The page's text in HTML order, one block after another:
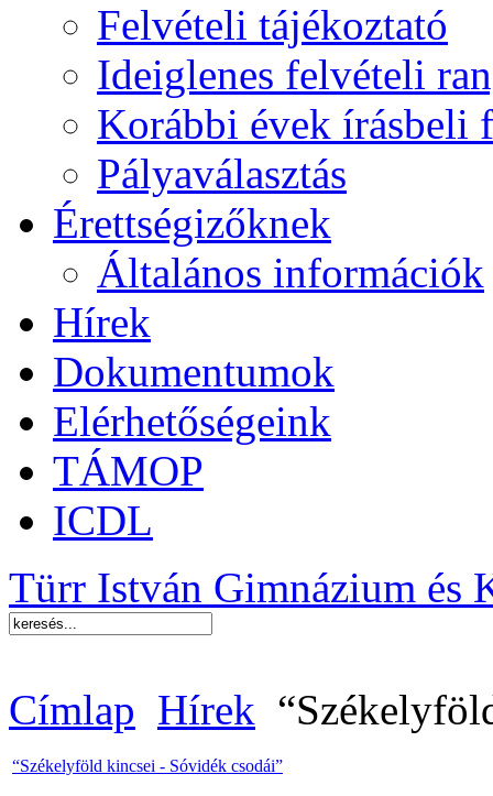
Felvételi tájékoztató
Ideiglenes felvételi
Korábbi évek írásbeli
Pályaválasztás
Érettségizőknek
Általános információk
Hírek
Dokumentumok
Elérhetőségeink
TÁMOP
ICDL
Türr István Gimnázium és
Címlap Hírek
“Székelyföld kincsei - Sóvidék csodái”